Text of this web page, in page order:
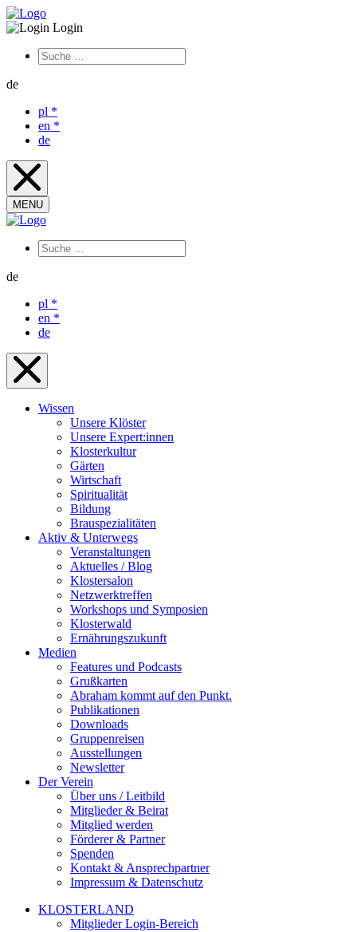
Login
de
pl *
en *
de
MENU
de
pl *
en *
de
Wissen
Unsere Klöster
Unsere Expert:innen
Klosterkultur
Gärten
Wirtschaft
Spiritualität
Bildung
Brauspezialitäten
Aktiv & Unterwegs
Veranstaltungen
Aktuelles / Blog
Klostersalon
Netzwerktreffen
Workshops und Symposien
Klosterwald
Ernährungszukunft
Medien
Features und Podcasts
Grußkarten
Abraham kommt auf den Punkt.
Publikationen
Downloads
Gruppenreisen
Ausstellungen
Newsletter
Der Verein
Über uns / Leitbild
Mitglieder & Beirat
Mitglied werden
Förderer & Partner
Spenden
Kontakt & Ansprechpartner
Impressum & Datenschutz
KLOSTERLAND
Mitglieder Login-Bereich